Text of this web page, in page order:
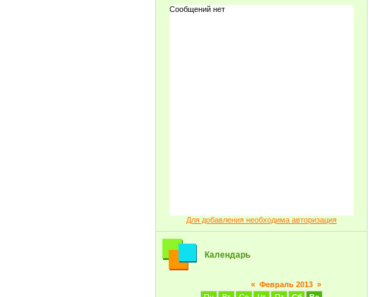
Для добавления необходима авторизация
Календарь
« Февраль 2013 »